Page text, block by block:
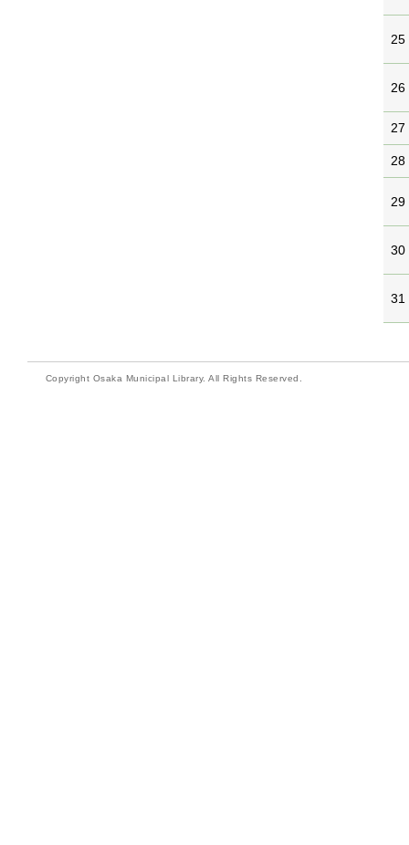
25
26
27
28
29
30
31
Copyright Osaka Municipal Library. All Rights Reserved.